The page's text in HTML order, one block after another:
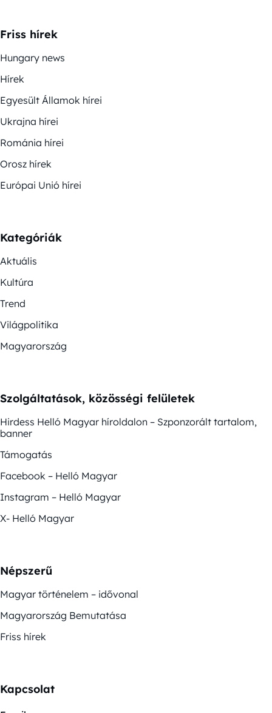
Friss hírek
Hungary news
Hírek
Egyesült Államok hírei
Ukrajna hírei
Románia hírei
Orosz hírek
Európai Unió hírei
Kategóriák
Aktuális
Kultúra
Trend
Világpolitika
Magyarország
Szolgáltatások, közösségi felületek
Hirdess Helló Magyar híroldalon – Szponzorált tartalom,
banner
Támogatás
Facebook – Helló Magyar
Instagram – Helló Magyar
X- Helló Magyar
Népszerű
Magyar történelem – idővonal
Magyarország Bemutatása
Friss hírek
Kapcsolat